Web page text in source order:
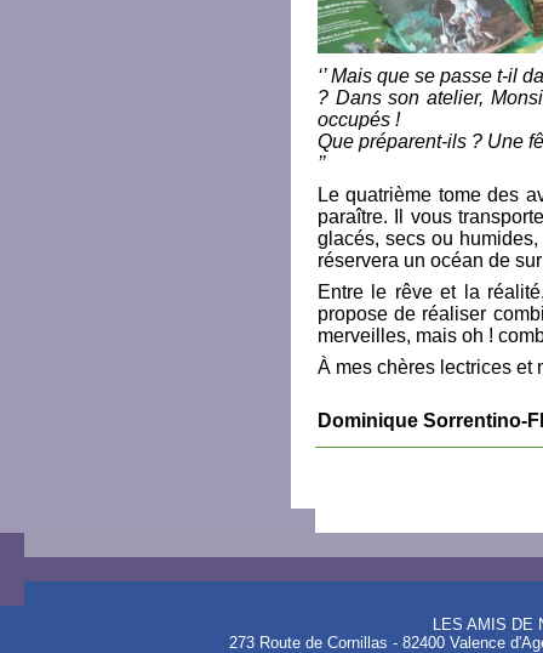
‘’ Mais que se passe t-il
? Dans son atelier,
occupés !
Que préparent-ils ? Une
’’
Le quatrième tome des
paraître. Il vous
glacés, secs ou
réservera un océan de
Entre le rêve et la
propose de réaliser
merveilles, mais oh !
À mes chères lectrices et
Dominique Sorrentino-
LES AMIS DE
273 Route de Cornillas - 82400 Valence